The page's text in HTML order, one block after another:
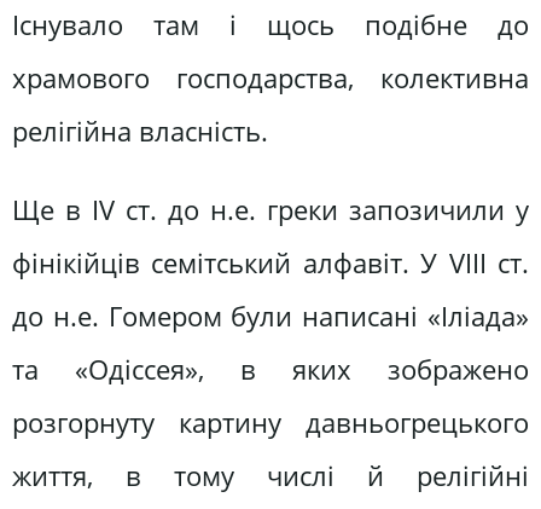
Існувало там і щось подібне до
храмового господарства, колективна
релігійна власність.
Ще в IV ст. до н.е. греки запозичили у
фінікійців семітський алфавіт. У VIII ст.
до н.е. Гомером були написані «Іліада»
та «Одіссея», в яких зображено
розгорнуту картину давньогрецького
життя, в тому числі й релігійні